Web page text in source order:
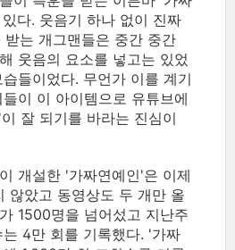
다. 웃음기 하나 없이 진짜
는 개그맨들은 중간 중간
웃음의 요소를 넣고는 있었
들이었다. 무언가 이를 계기
이 이 아이템으로 유튜브에
잘 되기를 바라는 진심이
개설한 '가짜연예인'은 이제
않았고 동영상도 두 개만 올
1500명을 넘어섰고 지난주
4만 회를 기록했다. '가짜